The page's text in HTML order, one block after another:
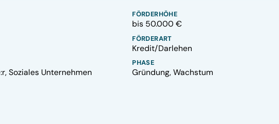
FÖRDERHÖHE
bis 50.000 €
FÖRDERART
Kredit/Darlehen
Soziales Unternehmen
PHASE
Gründung, Wachstum